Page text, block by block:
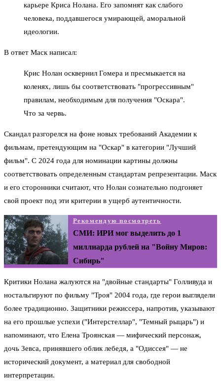
карьере Криса Нолана. Его запомнят как слабого
человека, поддавшегося умирающей, аморальной
идеологии.
В ответ Маск написал:
Крис Нолан осквернил Гомера и пресмыкается на
коленях, лишь бы соответствовать "прогрессивным"
правилам, необходимым для получения "Оскара".
Что за червь.
Скандал разгорелся на фоне новых требований Академии к
фильмам, претендующим на "Оскар" в категории "Лучший
фильм". С 2024 года для номинации картины должны
соответствовать определенным стандартам репрезентации. Маск
и его сторонники считают, что Нолан сознательно подгоняет
свой проект под эти критерии в ущерб аутентичности.
Рекомендую посмотреть
СМИ: ИРИ мог выделить до 1
миллиарда рублей на "Войну Миров:
Сибирь"
Критики Нолана жалуются на "двойные стандарты" Голливуда и
ностальгируют по фильму "Троя" 2004 года, где герои выглядели
более традиционно. Защитники режиссера, напротив, указывают
на его прошлые успехи ("Интерстеллар", "Темный рыцарь") и
напоминают, что Елена Троянская — мифический персонаж,
дочь Зевса, принявшего облик лебедя, а "Одиссея" — не
исторический документ, а материал для свободной
интерпретации.